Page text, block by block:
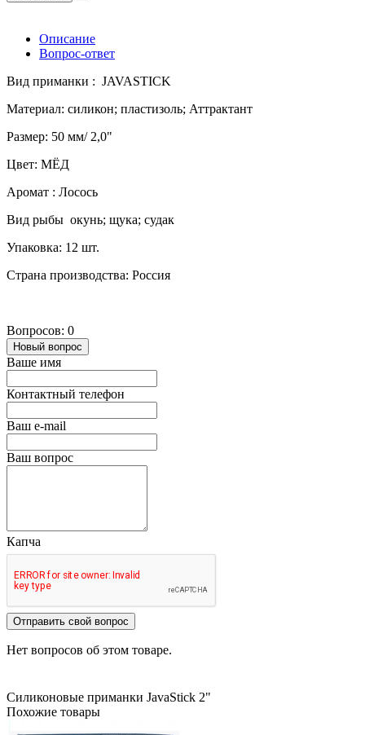
Описание
Вопрос-ответ
Вид приманки : JAVASTICK
Материал: силикон; пластизоль; Аттрактант
Размер: 50 мм/ 2,0"
Цвет: МЁД
Аромат : Лосось
Вид рыбы окунь; щука; судак
Упаковка: 12 шт.
Страна производства: Россия
Вопросов: 0
Новый вопрос
Ваше имя
Контактный телефон
Ваш e-mail
Ваш вопрос
Капча
Отправить свой вопрос
Нет вопросов об этом товаре.
Силиконовые приманки JavaStick 2"
Похожие товары